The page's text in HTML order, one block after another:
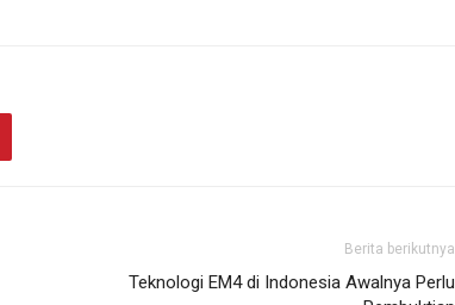
Berita berikutnya
Teknologi EM4 di Indonesia Awalnya Perlu